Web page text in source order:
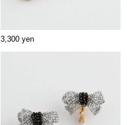
3,300 yen